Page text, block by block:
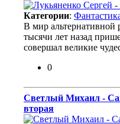
Категории:
В мир альтернативной
тысячи лет назад
совершал великие
0
Светлый Михаил -
вторая